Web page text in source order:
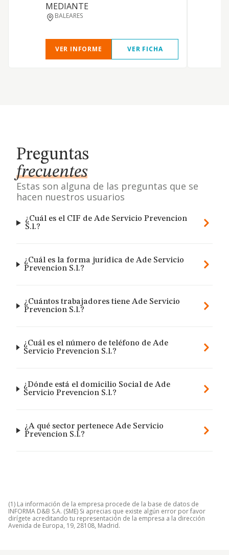
MEDIANTE
BALEARES
VER INFORME VER FICHA
Preguntas
frecuentes
Estas son alguna de las preguntas que se
hacen nuestros usuarios
¿Cuál es el CIF de Ade Servicio Prevencion
S.l.?
¿Cuál es la forma jurídica de Ade Servicio
Prevencion S.l.?
¿Cuántos trabajadores tiene Ade Servicio
Prevencion S.l.?
¿Cuál es el número de teléfono de Ade
Servicio Prevencion S.l.?
¿Dónde está el domicilio Social de Ade
Servicio Prevencion S.l.?
¿A qué sector pertenece Ade Servicio
Prevencion S.l.?
(1) La información de la empresa procede de la base de datos de
INFORMA D&B S.A. (SME) Si aprecias que existe algún error por favor
dirígete acreditando tu representación de la empresa a la dirección
Avenida de Europa, 19, 28108, Madrid.